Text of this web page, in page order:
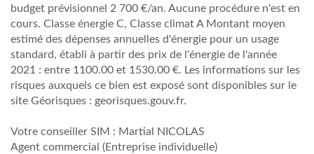
budget prévisionnel 2 700 €/an. Aucune procédure n'est en
cours. Classe énergie C, Classe climat A Montant moyen
estimé des dépenses annuelles d'énergie pour un usage
standard, établi à partir des prix de l'énergie de l'année
2021 : entre 1100.00 et 1530.00 €. Les informations sur les
risques auxquels ce bien est exposé sont disponibles sur le
site Géorisques : georisques.gouv.fr.
Votre conseiller SIM : Martial NICOLAS
Agent commercial (Entreprise individuelle)